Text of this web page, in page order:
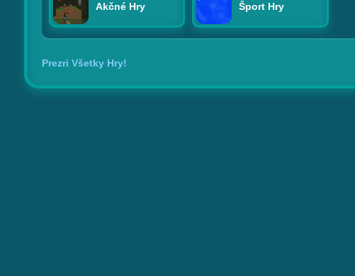
Akčné Hry Šport Hry
Prezri Všetky Hry!